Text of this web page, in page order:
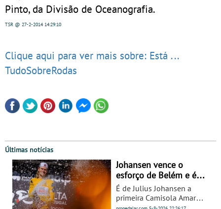
Pinto, da Divisão de Oceanografia.
TSR @ 27-2-201414:29:10
Clique aqui para ver mais sobre: Está ...
TudoSobreRodas
Últimas notícias
Johansen vence o
esforço de Belém e é o
primeiro camisola
amarela da Volta a
Portugal - Prova
É de Julius Johansen a
primeira Camisola Amarela
da 87.ª Volta a Portugal